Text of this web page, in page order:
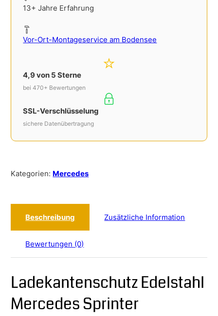
13+ Jahre Erfahrung
Vor-Ort-Montageservice am Bodensee
4,9 von 5 Sterne
bei 470+ Bewertungen
SSL-Verschlüsselung
sichere Datenübertragung
Kategorien: Mercedes
Beschreibung Zusätzliche Information
Bewertungen (0)
Ladekantenschutz Edelstahl
Mercedes Sprinter